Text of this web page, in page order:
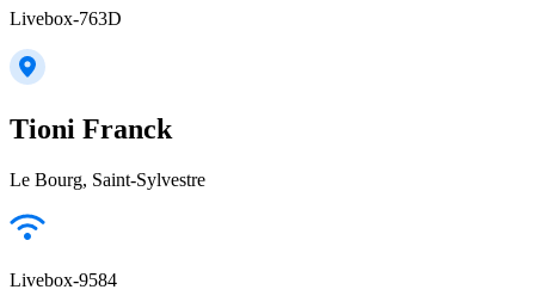
Livebox-763D
Tioni Franck
Le Bourg, Saint-Sylvestre
Livebox-9584